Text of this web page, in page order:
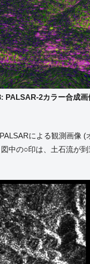
PALSAR-2カラー合成画
による観測画像
中の○印は、土石流が